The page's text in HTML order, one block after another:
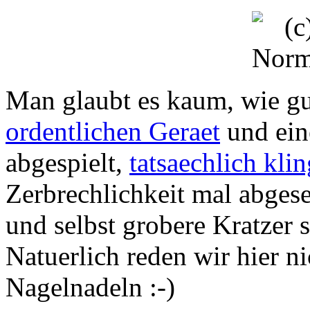
Man glaubt es kaum, wie
ordentlichen Geraet und
abgespielt, tatsaechlich
Zerbrechlichkeit mal
und selbst grobere Kratzer
Natuerlich reden wir hier
Nagelnadeln :-)